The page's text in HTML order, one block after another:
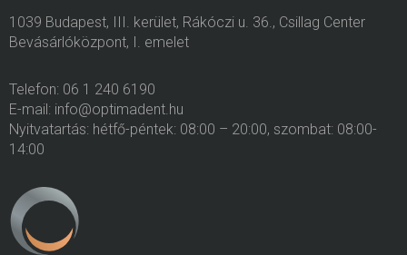
1039 Budapest, III. kerület, Rákóczi u. 36., Csillag Center
Bevásárlóközpont, I. emelet
Telefon: 06 1 240 6190
E-mail: info@optimadent.hu
Nyitvatartás: hétfő-péntek: 08:00 – 20:00, szombat: 08:00-
14:00